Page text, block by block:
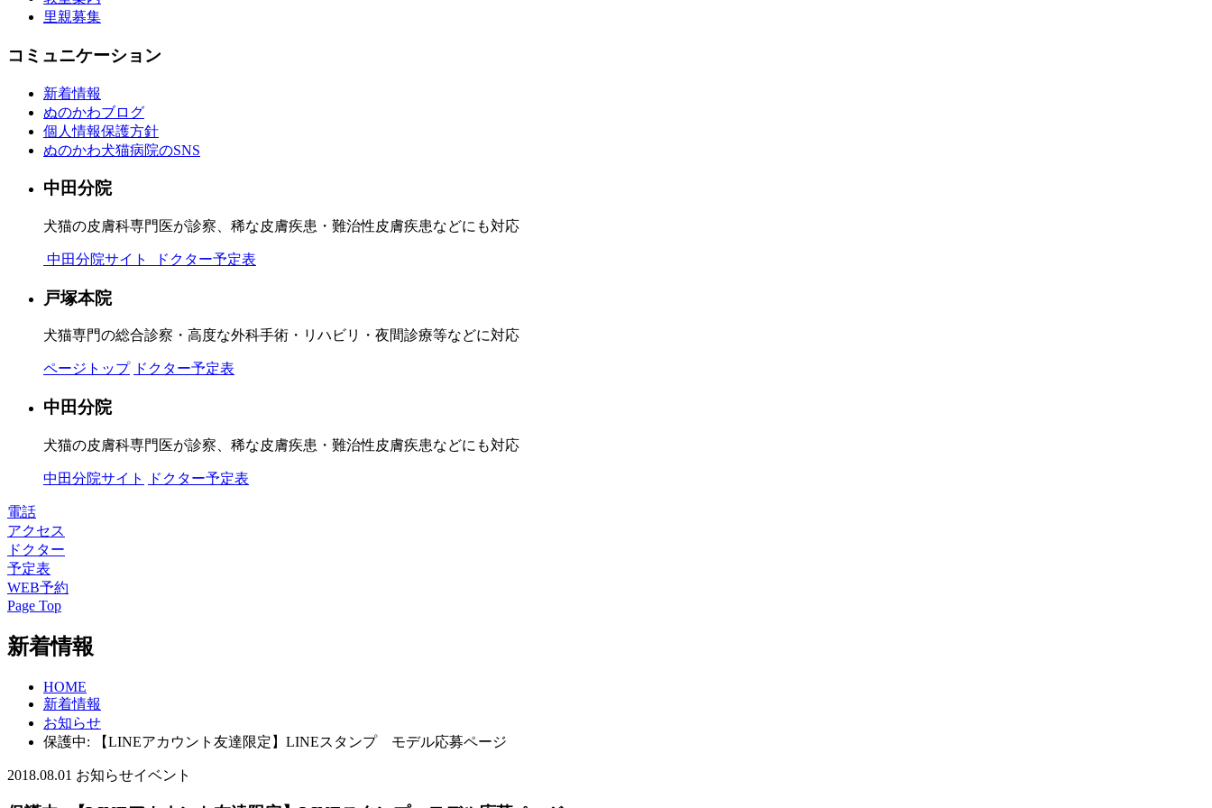
里親募集
コミュニケーション
新着情報
ぬのかわブログ
個人情報保護方針
ぬのかわ犬猫病院のSNS
中田分院
犬猫の皮膚科専門医が診察、稀な皮膚疾患・難治性皮膚疾患などにも対応
中田分院サイト ドクター予定表
戸塚本院
犬猫専門の総合診察・高度な外科手術・リハビリ・夜間診療等などに対応
ページトップ ドクター予定表
中田分院
犬猫の皮膚科専門医が診察、稀な皮膚疾患・難治性皮膚疾患などにも対応
中田分院サイト ドクター予定表
電話
アクセス
ドクター
予定表
WEB予約
Page Top
新着情報
HOME
新着情報
お知らせ
保護中: 【LINEアカウント友達限定】LINEスタンプ モデル応募ページ
2018.08.01 お知らせイベント